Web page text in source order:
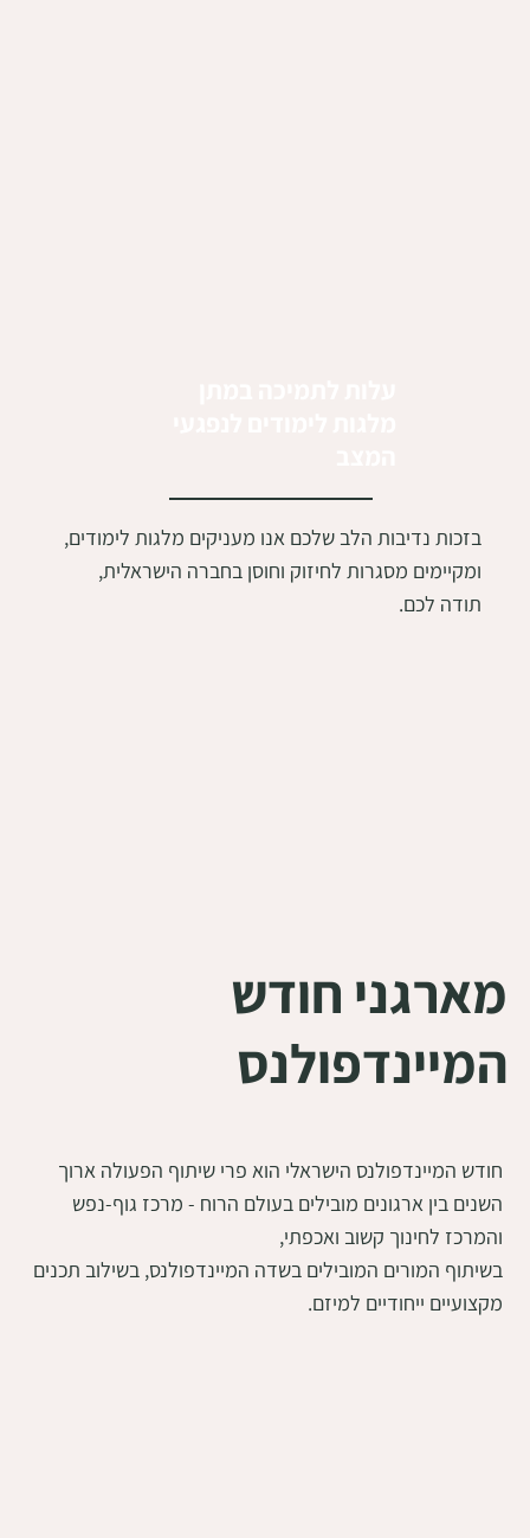
בזכות נדיבות הלב שלכם אנו מעניקים מלגות לימודים,
ומקיימים מסגרות לחיזוק וחוסן בחברה הישראלית,
תודה לכם.
מארגני חודש
המיינדפולנס
חודש המיינדפולנס הישראלי הוא פרי שיתוף הפעולה ארוך
השנים בין ארגונים מובילים בעולם הרוח - מרכז גוף-נפש
והמרכז לחינוך קשוב ואכפתי,
בשיתוף המורים המובילים בשדה המיינדפולנס, בשילוב תכנים
מקצועיים ייחודיים למיזם.